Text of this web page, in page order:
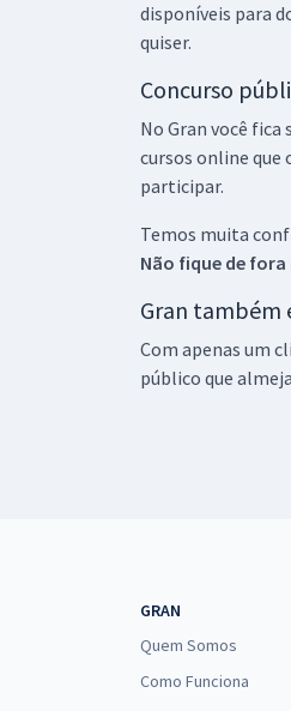
disponíveis para
quiser.
Concurso
No Gran você
cursos online que
participar.
Temos muita
Não fique de
Gran também
Com apenas um
público que
GRAN
Quem Somos
Como Funciona